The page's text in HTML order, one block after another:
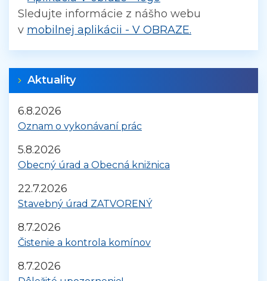
Sledujte informácie z nášho webu
v mobilnej aplikácii - V OBRAZE.
Aktuality
6.8.2026
Oznam o vykonávaní prác
5.8.2026
Obecný úrad a Obecná knižnica
22.7.2026
Stavebný úrad ZATVORENÝ
8.7.2026
Čistenie a kontrola komínov
8.7.2026